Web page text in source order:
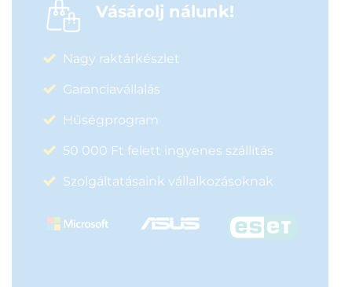
Vásárolj nálunk!
Nagy raktárkészlet
Garanciavállalás
Hűségprogram
50 000 Ft felett ingyenes szállítás
Szolgáltatásaink vállalkozásoknak